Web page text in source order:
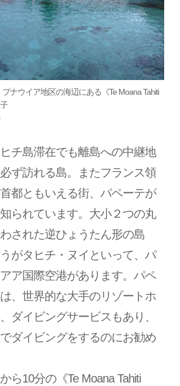
ナウイア地区の海辺にある《Te Moana Tahiti
チ島滞在でも離島への中継地
ず訪れる島。またフランス領
都ともいえる街、パペーテが
られています。大小２つの丸
された逆ひょうたん形の島
がタヒチ・ヌイといって、パ
ア国際空港があります。パペ
、世界的な大手のリゾートホ
ダイビングサービスもあり、
ダイビングをするのにお勧め
ら10分の《Te Moana Tahiti